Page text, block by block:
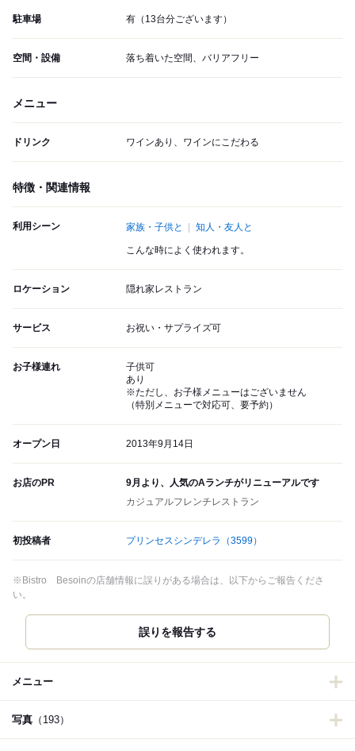
駐車場 有（13台分ございます）
空間・設備 落ち着いた空間、バリアフリー
メニュー
ドリンク ワインあり、ワインにこだわる
特徴・関連情報
利用シーン 家族・子供と 知人・友人と
こんな時によく使われます。
ロケーション 隠れ家レストラン
サービス お祝い・サプライズ可
お子様連れ
子供可
あり
※ただし、お子様メニューはございません
（特別メニューで対応可、要予約）
オープン日 2013年9月14日
お店のPR
9月より、人気のAランチがリニューアルです
カジュアルフレンチレストラン
初投稿者 プリンセスシンデレラ （3599）
※Bistro Besoinの店舗情報に誤りがある場合は、以下からご報告くださ
い。
誤りを報告する
メニュー
写真 （193）